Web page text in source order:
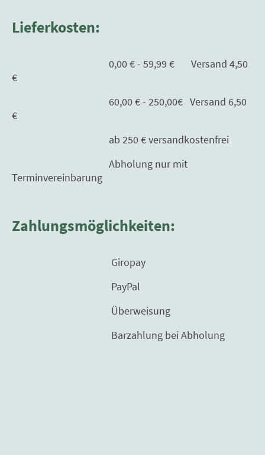
Lieferkosten:
0,00 € - 59,99 € Versand 4,50
€
60,00 € - 250,00€ Versand 6,50
€
ab 250 € versandkostenfrei
Abholung nur mit
Terminvereinbarung
Zahlungsmöglichkeiten:
Giropay
PayPal
Überweisung
Barzahlung bei Abholung